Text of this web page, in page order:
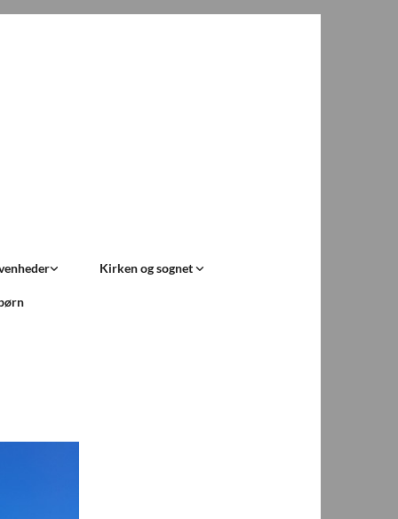
Kirken og sognet